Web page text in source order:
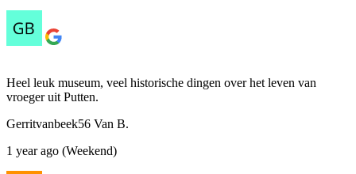
Heel leuk museum, veel historische dingen over het leven van
vroeger uit Putten.
Gerritvanbeek56 Van B.
1 year ago (Weekend)